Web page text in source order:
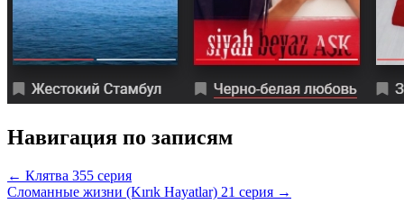
Навигация по записям
← Клятва 355 серия
Сломанные жизни (Kırık Hayatlar) 21 серия →